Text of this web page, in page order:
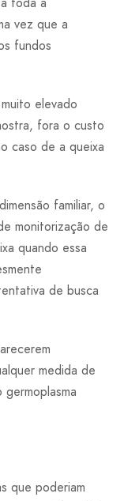
vez que a
fundos
elevado
fora o custo
caso de a queixa
familiar, o
monitorização de
quando essa
de busca
medida de
que poderiam